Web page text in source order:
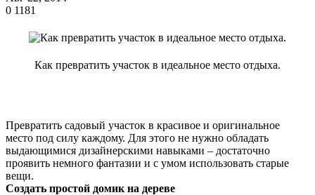
0 1181
Как превратить участок в идеальное место отдыха.
Превратить садовый участок в красивое и оригинальное
место под силу каждому. Для этого не нужно обладать
выдающимися дизайнерскими навыками – достаточно
проявить немного фантазии и с умом использовать старые
вещи.
Создать простой домик на дереве